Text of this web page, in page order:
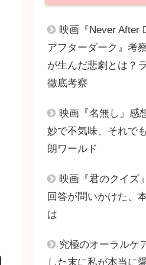
映画『Never After
アフターダーク』考
が生んだ悲劇とは？
徹底考察
映画『名無し』感
妙で不気味、それで
朗ワールド
映画『君のクイズ
回答が問いかけた、
は
究極のオーラルケ
した末に私が本当に